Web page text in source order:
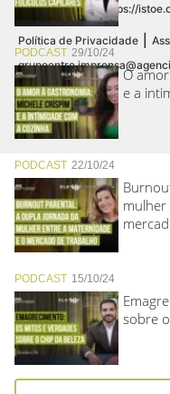
PODCAST 29/10/24
O
e a
PODCAST 22/10/24
mulher
PODCAST 15/10/24
sobre
conteúdo digital “https://
Política de Privacidade |